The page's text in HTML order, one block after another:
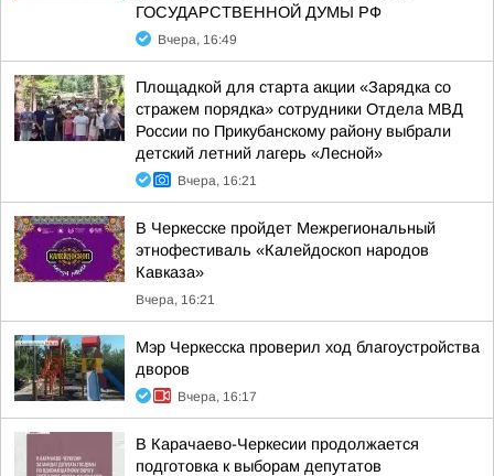
ГОСУДАРСТВЕННОЙ ДУМЫ РФ
Вчера, 16:49
Площадкой для старта акции «Зарядка со
стражем порядка» сотрудники Отдела МВД
России по Прикубанскому району выбрали
детский летний лагерь «Лесной»
Вчера, 16:21
В Черкесске пройдет Межрегиональный
этнофестиваль «Калейдоскоп народов
Кавказа»
Вчера, 16:21
Мэр Черкесска проверил ход благоустройства
дворов
Вчера, 16:17
В Карачаево-Черкесии продолжается
подготовка к выборам депутатов